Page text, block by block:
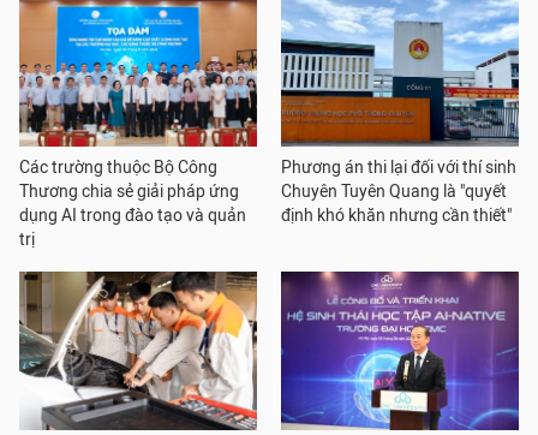
Các trường thuộc Bộ Công
Thương chia sẻ giải pháp ứng
dụng AI trong đào tạo và quản
trị
Phương án thi lại đối với thí sinh
Chuyên Tuyên Quang là "quyết
định khó khăn nhưng cần thiết"